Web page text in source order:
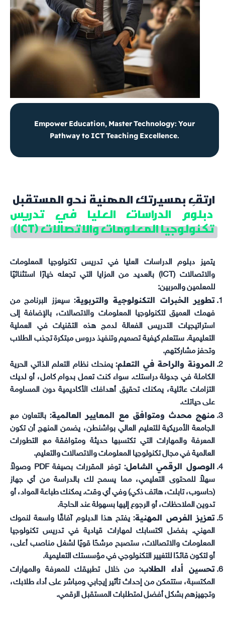
Empower Education, Master Technology: Your
Pathway to ICT Teaching Excellence.
ارتقِ بمسيرتك المهنية نحو المستقبل
دبلوم الدراسات العليا في تدريس
تكنولوجيا المعلومات والاتصالات (ICT)
يتميز دبلوم الدراسات العليا في تدريس تكنولوجيا المعلومات
والاتصالات (ICT) بالعديد من المزايا التي تجعله خيارًا استثنائيًا
للمعلمين والمربين:
تطوير الخبرات التكنولوجية والتربوية: سيعزز البرنامج من
فهمك العميق لتكنولوجيا المعلومات والاتصالات، بالإضافة إلى
استراتيجيات التدريس الفعالة لدمج هذه التقنيات في العملية
التعليمية. ستتعلم كيفية تصميم وتنفيذ دروس مبتكرة تجذب الطلاب
وتحفز مشاركتهم.
المرونة والراحة في التعلم:يمنحك نظام التعلم الذاتي الحرية
الكاملة في جدولة دراستك. سواء كنت تعمل بدوام كامل، أو لديك
التزامات عائلية، يمكنك تحقيق أهدافك الأكاديمية دون المساومة
على حياتك.
منهج محدث ومتوافق مع المعايير العالمية:بالتعاون مع
الجامعة الأمريكية للتعليم العالي بواشنطن، يضمن المنهج أن تكون
المعرفة والمهارات التي تكتسبها حديثة ومتوافقة مع التطورات
العالمية في مجال تكنولوجيا المعلومات والاتصالات والتعليم.
الوصول الرقمي الشامل:
توفر المقررات بصيغة PDF وصولاً
سهلاً للمحتوى التعليمي، مما يسمح لك بالدراسة من أي جهاز
(حاسوب، تابلت، هاتف ذكي) وفي أي وقت. يمكنك طباعة المواد، أو
تدوين الملاحظات، أو الرجوع إليها بسهولة عند الحاجة.
تعزيز الفرص المهنية: يفتح هذا الدبلوم آفاقًا واسعة لنموك
المهني. بفضل اكتسابك لمهارات قيادية في تدريس تكنولوجيا
المعلومات والاتصالات، ستصبح مرشحًا قويًا لشغل مناصب أعلى،
أو لتكون قائدًا للتغيير التكنولوجي في مؤسستك التعليمية.
تحسين أداء الطلاب:من خلال تطبيقك للمعرفة والمهارات
المكتسبة، ستتمكن من إحداث تأثير إيجابي ومباشر على أداء طلابك،
وتجهيزهم بشكل أفضل لمتطلبات المستقبل الرقمي.